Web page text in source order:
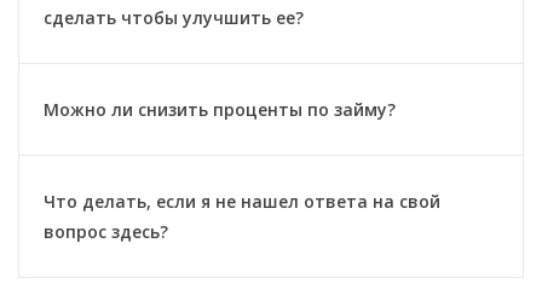
сделать чтобы улучшить ее?
Можно ли снизить проценты по займу?
Что делать, если я не нашел ответа на свой
вопрос здесь?